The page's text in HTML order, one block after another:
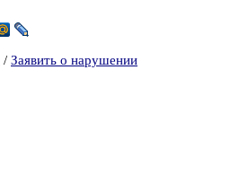
/ Заявить о нарушении